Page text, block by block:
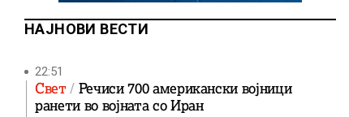
НАЈНОВИ ВЕСТИ
22:51
Свет Речиси 700 американски војници
ранети во војната со Иран